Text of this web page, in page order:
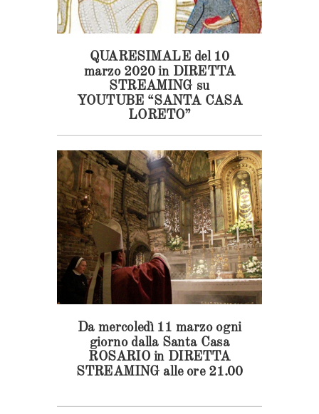
QUARESIMALE del 10
marzo 2020 in DIRETTA
STREAMING su
YOUTUBE “SANTA CASA
LORETO”
Da mercoledì 11 marzo ogni
giorno dalla Santa Casa
ROSARIO in DIRETTA
STREAMING alle ore 21.00